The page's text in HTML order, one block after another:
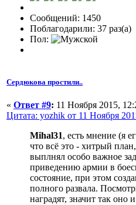
Сообщений: 1450
Поблагодарили: 37 раз(а)
Пол:
Сердюкова простили..
« Ответ #9: 11 Ноября 2015,
Цитата: yozhik от 11 Ноября
Mihal31, есть мнение (я
что всё это - хитрый
выплнял особо важное
приведению армии в
состояние, при этом
полного развала.
наградят, значит так оно